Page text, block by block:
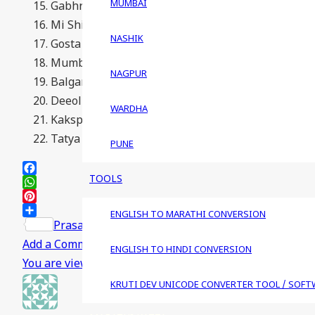
MUMBAI
NASHIK
NAGPUR
WARDHA
PUNE
TOOLS
ENGLISH TO MARATHI CONVERSION
ENGLISH TO HINDI CONVERSION
KRUTI DEV UNICODE CONVERTER TOOL /
Gabhricha Paus
Mi Shivaji Raje Bhosale Boltoy
Gosta Choti Dongarayewadhi
Mumbai Pune Mumbai
Balgandharv
Deeol
Kaksparsh
Tatya Winchu
Facebook
WhatsApp
Pinterest
Share
Prasanna Bhendarkar
07/
Add a Comment
You are viewing 1 out of 1 answers, click here to view